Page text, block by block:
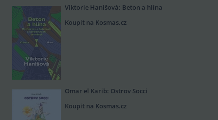
Viktorie Hanišová: Beton a hlína
Koupit na Kosmas.cz
Omar el Karib: Ostrov Socci
Koupit na Kosmas.cz